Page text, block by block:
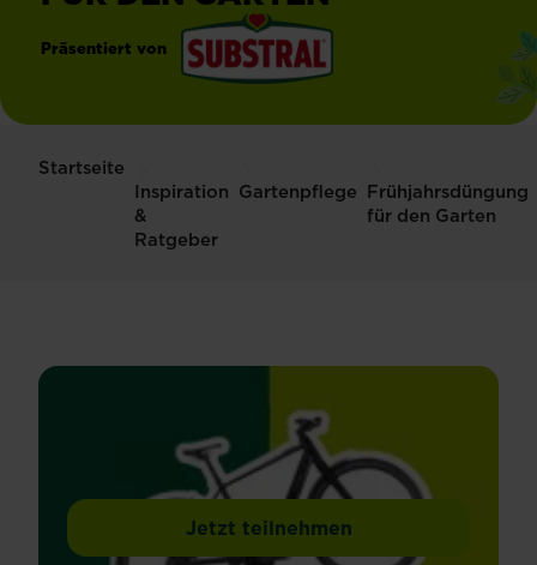
Präsentiert von
Startseite
Inspiration
&
Ratgeber
Gartenpflege Frühjahrsdüngung
für den Garten
Jetzt teilnehmen